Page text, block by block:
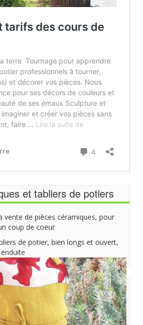
et tabliers de potiers
vente de pièces céramiques, pour
coup de coeur
de potier, bien longs et ouvert,